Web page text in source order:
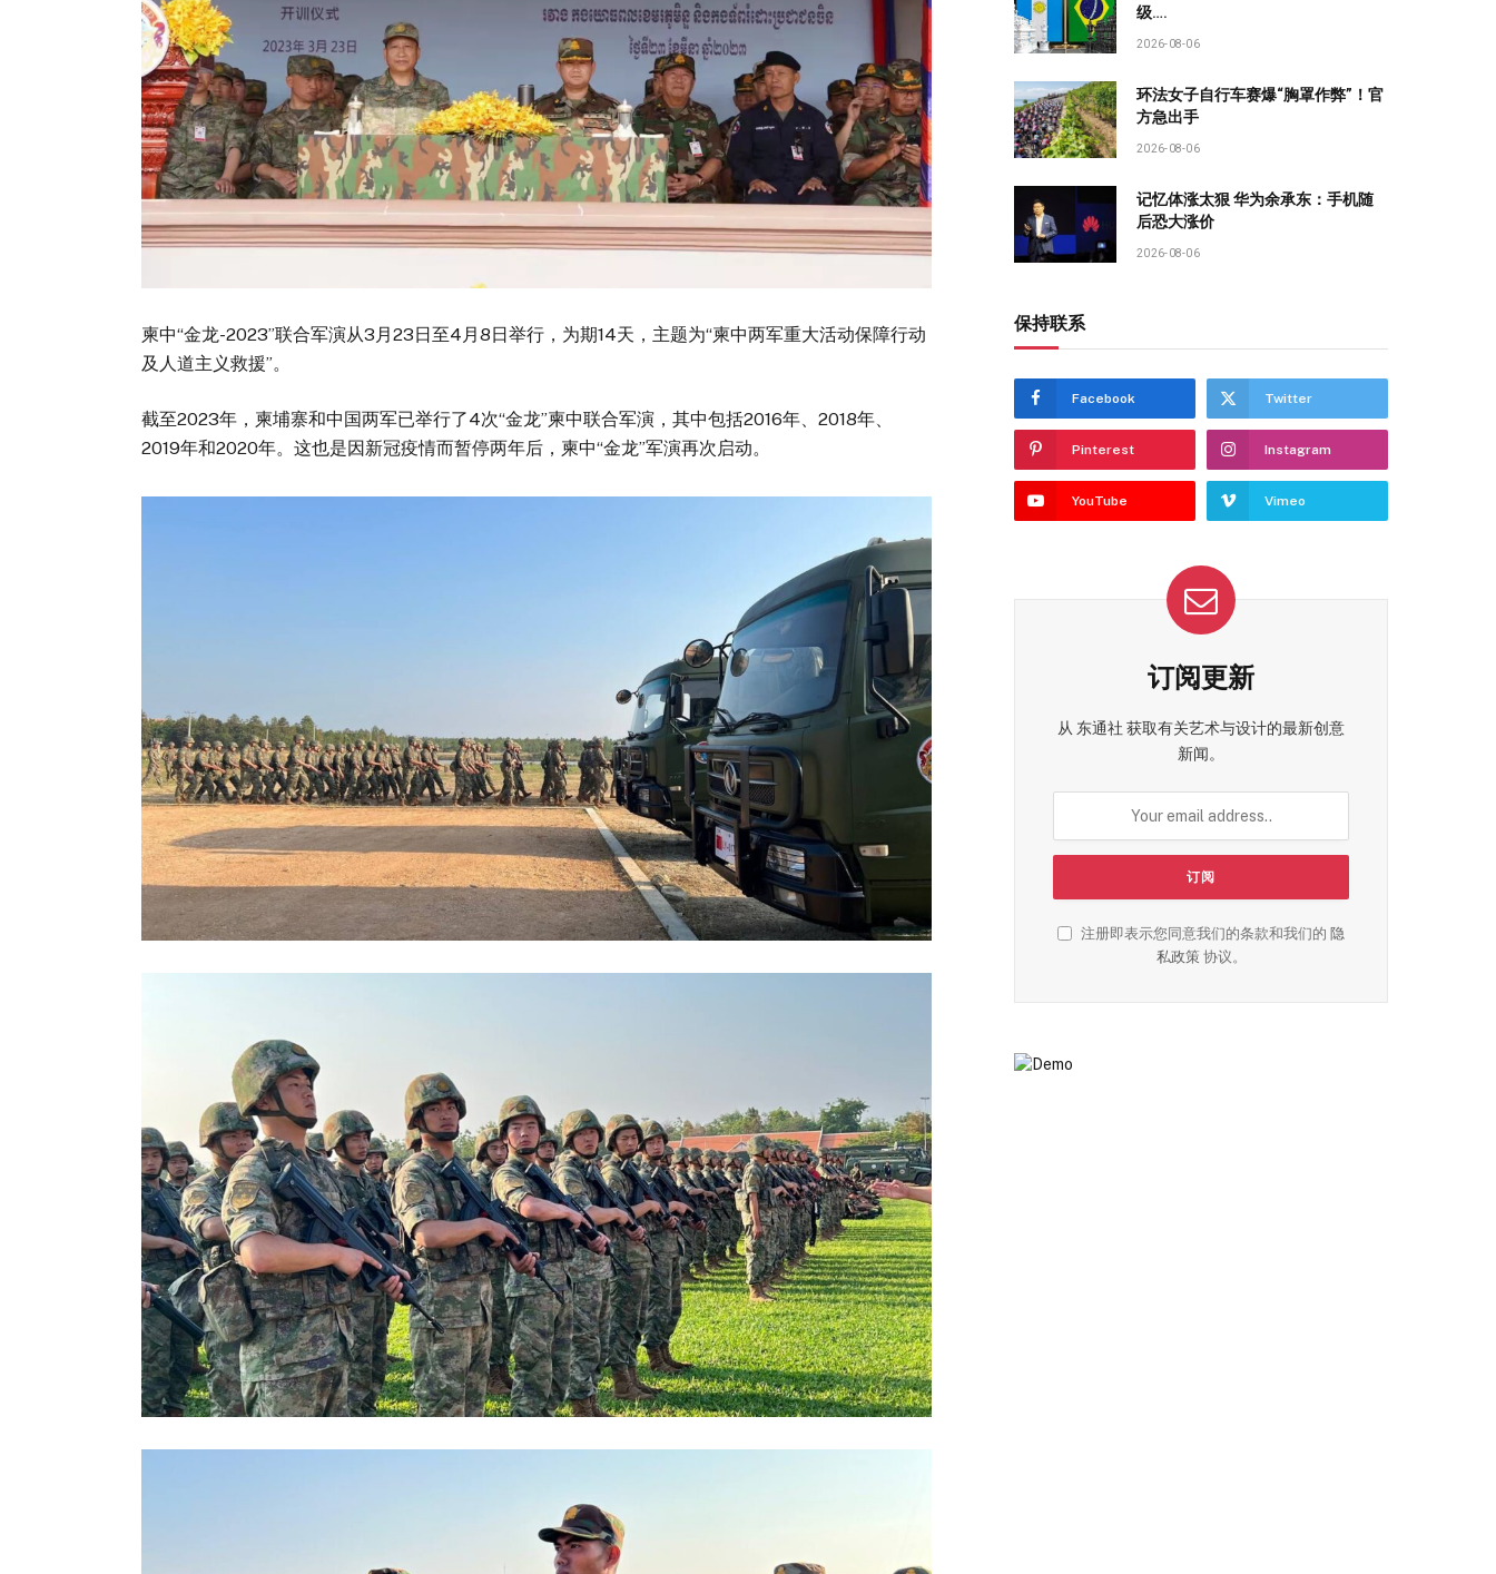
柬中“金龙-2023”联合军演从3月23日至4月8日举行，为期14天，主题为“柬中两军重大活动保障行动
及人道主义救援”。
截至2023年，柬埔寨和中国两军已举行了4次“金龙”柬中联合军演，其中包括2016年、2018年、
2019年和2020年。这也是因新冠疫情而暂停两年后，柬中“金龙”军演再次启动。
级….
2026-08-06
环法女子自行车赛爆“胸罩作弊”！官
方急出手
2026-08-06
记忆体涨太狠 华为余承东：手机随
后恐大涨价
2026-08-06
保持联系
Facebook Twitter
Pinterest Instagram
YouTube Vimeo
订阅更新
从 东通社 获取有关艺术与设计的最新创意
新闻。
注册即表示您同意我们的条款和我们的 隐
私政策协议。